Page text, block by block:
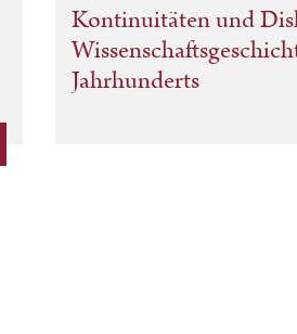
Kontinuitäten und
Jahrhunderts